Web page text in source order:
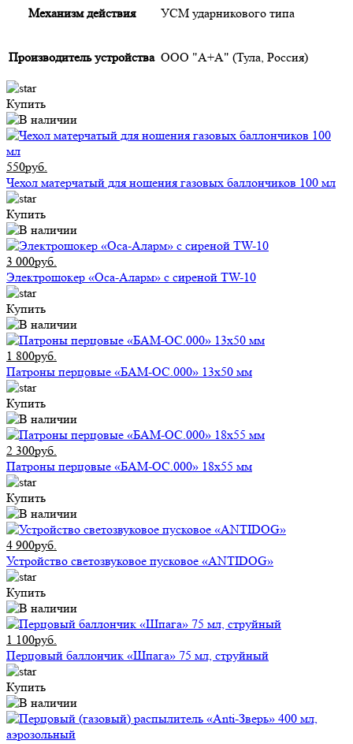
Механизм действия УСМ ударникового типа
Производитель устройства ООО "А+А" (Тула, Россия)
Купить
550руб.
Чехол матерчатый для ношения газовых баллончиков 100 мл
Купить
3 000руб.
Электрошокер «Оса-Аларм» с сиреной TW-10
Купить
1 800руб.
Патроны перцовые «БАМ-ОС.000» 13х50 мм
Купить
2 300руб.
Патроны перцовые «БАМ-ОС.000» 18х55 мм
Купить
4 900руб.
Устройство светозвуковое пусковое «ANTIDOG»
Купить
1 100руб.
Перцовый баллончик «Шпага» 75 мл, струйный
Купить